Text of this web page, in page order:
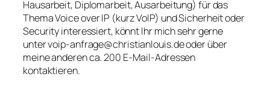
Hausarbeit, Diplomarbeit, Ausarbeitung) für das
Thema Voice over IP (kurz VoIP) und Sicherheit oder
Security interessiert, könnt Ihr mich sehr gerne
untervoip-anfrage@christianlouis.deoder über
meine anderen ca. 200 E-Mail-Adressen
kontaktieren.